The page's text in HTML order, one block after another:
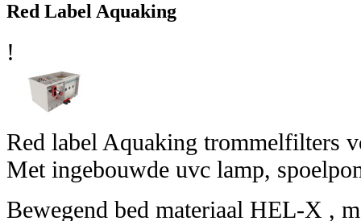
Red Label Aquaking
!
Red label Aquaking trommelfilters
Met ingebouwde uvc lamp,
Bewegend bed materiaal HEL-X ,